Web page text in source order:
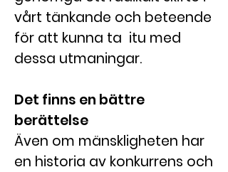
vårt tänkande och beteende
för att kunna ta itu med
dessa utmaningar.
Det finns en bättre
berättelse
Även om mänskligheten har
en historia av konkurrens och